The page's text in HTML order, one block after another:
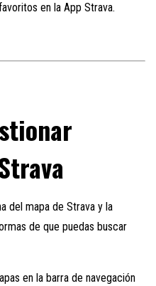
en la App Strava.
del mapa de Strava y la
de que puedas buscar
en la barra de navegación